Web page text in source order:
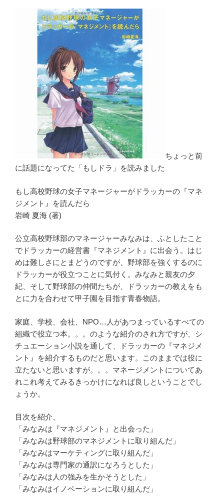
ちょっと前
に話題になってた「もしドラ」を読みました
もし高校野球の女子マネージャーがドラッカーの『マネ
ジメント』を読んだら
岩崎 夏海 (著)
公立高校野球部のマネージャーみなみは、ふとしたこと
でドラッカーの経営書『マネジメント』に出会う。はじ
めは難しさにとまどうのですが、野球部を強くするのに
ドラッカーが役立つことに気付く。みなみと親友の夕
紀、そして野球部の仲間たちが、ドラッカーの教えをも
とに力を合わせて甲子園を目指す青春物語。
家庭、学校、会社、NPO…人があつまっているすべての
組織で役立つ本。。。のような紹介のされ方ですが、シ
チュエーション小説を通して、ドラッカーの『マネジメ
ント』を紹介するものだと思います。このままでは役に
立たないと思いますが。。。マネージメントについてあ
れこれ考えてみるきっかけになれば良しということでし
ょうか。
目次を紹介、
「みなみは『マネジメント』と出会った」
「みなみは野球部のマネジメントに取り組んだ」
「みなみはマーケティングに取り組んだ」
「みなみは専門家の通訳になろうとした」
「みなみは人の強みを生かそうとした」
「みなみはイノベーションに取り組んだ」